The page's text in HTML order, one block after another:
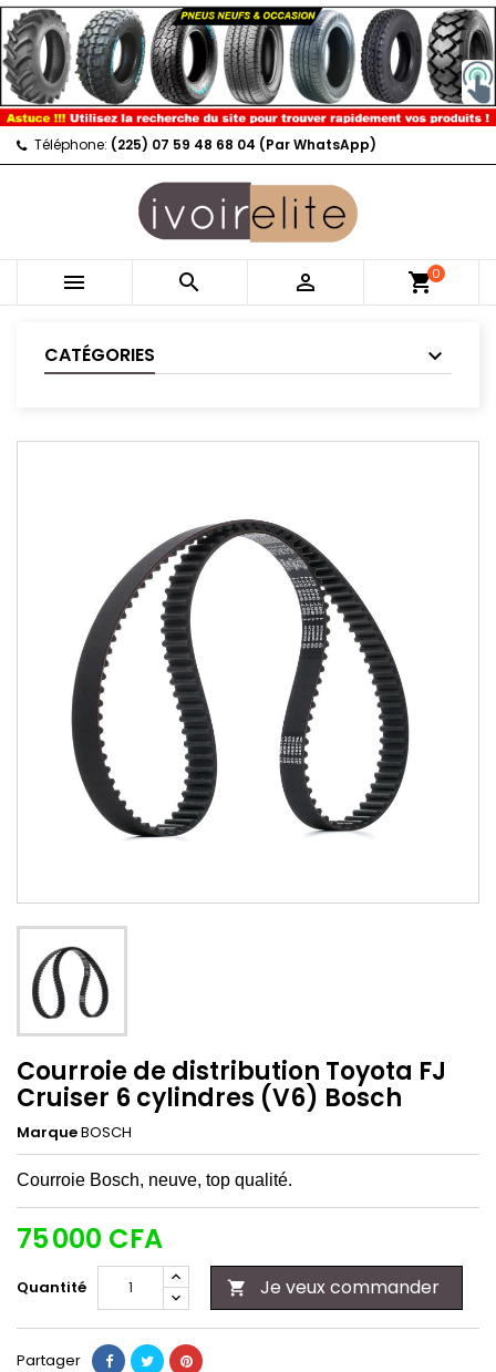
Téléphone: (225) 07 59 48 68 04 (Par WhatsApp)
   shopping_cart0
CATÉGORIES
Courroie de distribution Toyota FJ
Cruiser 6 cylindres (V6) Bosch
MarqueBOSCH
Courroie Bosch, neuve, top qualité.
75 000 CFA
Quantité  Je veux commander
Partager